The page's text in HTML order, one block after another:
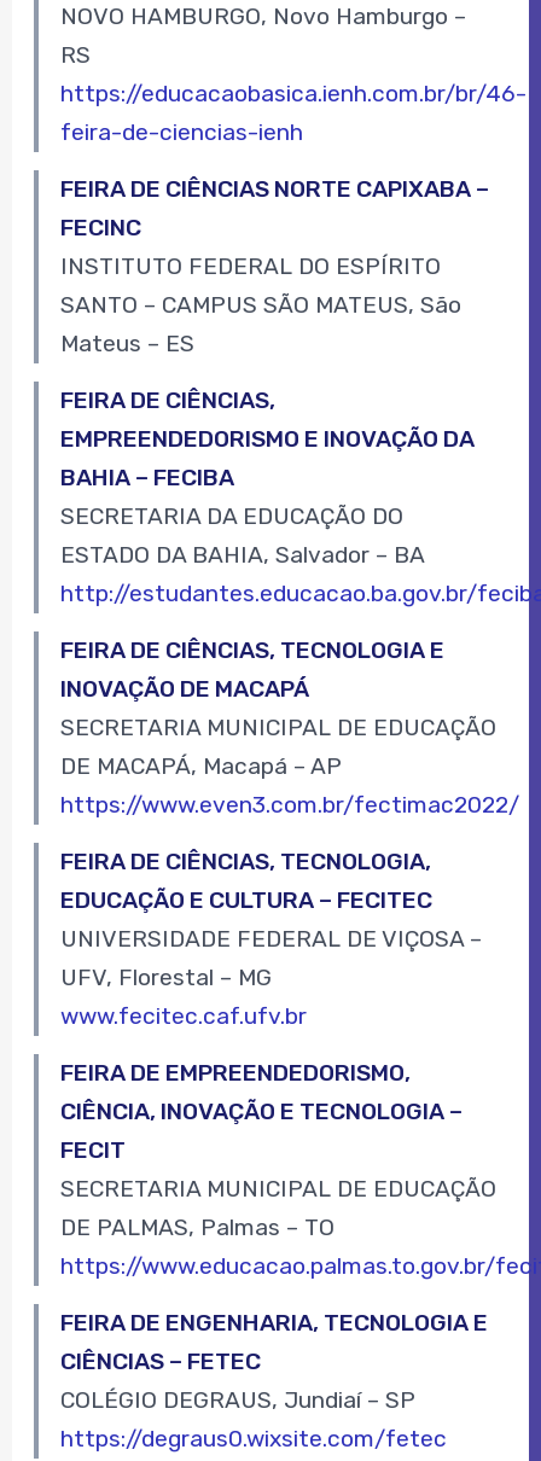
NOVO HAMBURGO, Novo Hamburgo –
RS
https://educacaobasica.ienh.com.br/br/46-
feira-de-ciencias-ienh
FEIRA DE CIÊNCIAS NORTE CAPIXABA –
FECINC
INSTITUTO FEDERAL DO ESPÍRITO
SANTO – CAMPUS SÃO MATEUS, São
Mateus – ES
FEIRA DE CIÊNCIAS,
EMPREENDEDORISMO E INOVAÇÃO DA
BAHIA – FECIBA
SECRETARIA DA EDUCAÇÃO DO
ESTADO DA BAHIA, Salvador – BA
http://estudantes.educacao.ba.gov.br/
FEIRA DE CIÊNCIAS, TECNOLOGIA E
INOVAÇÃO DE MACAPÁ
SECRETARIA MUNICIPAL DE EDUCAÇÃO
DE MACAPÁ, Macapá – AP
https://www.even3.com.br/fectimac2022/
FEIRA DE CIÊNCIAS, TECNOLOGIA,
EDUCAÇÃO E CULTURA – FECITEC
UNIVERSIDADE FEDERAL DE VIÇOSA –
UFV, Florestal – MG
www.fecitec.caf.ufv.br
FEIRA DE EMPREENDEDORISMO,
CIÊNCIA, INOVAÇÃO E TECNOLOGIA –
FECIT
SECRETARIA MUNICIPAL DE EDUCAÇÃO
DE PALMAS, Palmas – TO
https://www.educacao.palmas.to.gov.br/
FEIRA DE ENGENHARIA, TECNOLOGIA E
CIÊNCIAS – FETEC
COLÉGIO DEGRAUS, Jundiaí – SP
https://degraus0.wixsite.com/fetec